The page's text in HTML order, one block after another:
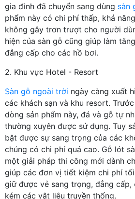
gia đình đã chuyển sang dùng sàn
phẩm này có chi phí thấp, khả
không gây trơn trượt cho người
hiện của sàn gỗ cũng giúp làm
đẳng cấp cho các hồ bơi.
2. Khu vực Hotel - Resort
Sàn gỗ ngoài trời ngày càng xuất
các khách sạn và khu resort.
dòng sản phẩm này, đá và gỗ tự
thường xuyên được sử dụng. Tuy
bật được sự sang trọng của các
chúng có chi phí quá cao. Gỗ lót
một giải pháp thi công mới dành
giúp các đơn vị tiết kiệm chi phí
giữ được vẻ sang trọng, đẳng cấp,
kém các vật liệu truyền thống.